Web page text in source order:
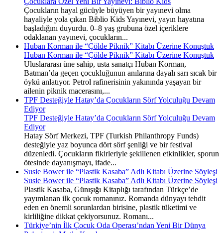
Çocukların hayal gücüyle büyüyen bir yayınevi olma
hayaliyle yola çıkan Biblio Kids Yayınevi, yayın hayatına
başladığını duyurdu. 0–8 yaş grubuna özel içeriklere
odaklanan yayınevi, çocukların...
Huban Korman ile “Çölde Piknik” Kitabı Üzerine Konuştuk
Huban Korman ile “Çölde Piknik” Kitabı Üzerine Konuştuk
Uluslararası üne sahip, usta sanatçı Huban Korman,
Batman’da geçen çocukluğunun anılarına dayalı sarı sıcak bir
öykü anlatıyor. Petrol rafinerisinin yakınında yaşayan bir
ailenin piknik macerasını,...
TPF Desteğiyle Hatay’da Çocukların Sörf Yolculuğu Devam
Ediyor
TPF Desteğiyle Hatay’da Çocukların Sörf Yolculuğu Devam
Ediyor
Hatay Sörf Merkezi, TPF (Turkish Philanthropy Funds)
desteğiyle yaz boyunca dört sörf şenliği ve bir festival
düzenledi. Çocukların fikirleriyle şekillenen etkinlikler, sporun
ötesinde dayanışmayı, ifade...
Susie Bower ile “Plastik Kasaba” Adlı Kitabı Üzerine Söyleşi
Susie Bower ile “Plastik Kasaba” Adlı Kitabı Üzerine Söyleşi
Plastik Kasaba, Günışığı Kitaplığı tarafından Türkçe’de
yayımlanan ilk çocuk romanınız. Romanda dünyayı tehdit
eden en önemli sorunlardan birisine, plastik tüketimi ve
kirliliğine dikkat çekiyorsunuz. Romanı...
Türkiye’nin İlk Çocuk Oda Operası’ndan Yeni Bir Dünya